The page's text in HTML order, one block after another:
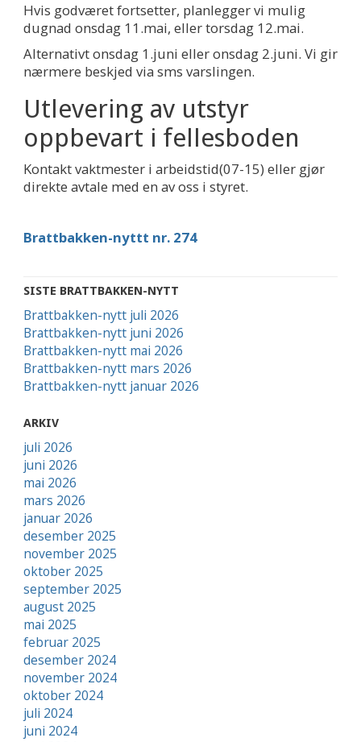
Hvis godværet fortsetter, planlegger vi mulig
dugnad onsdag 11.mai, eller torsdag 12.mai.
Alternativt onsdag 1.juni eller onsdag 2.juni. Vi gir
nærmere beskjed via sms varslingen.
Utlevering av utstyr
oppbevart i fellesboden
Kontakt vaktmester i arbeidstid(07-15) eller gjør
direkte avtale med en av oss i styret.
Brattbakken-nyttt nr. 274
SISTE BRATTBAKKEN-NYTT
Brattbakken-nytt juli 2026
Brattbakken-nytt juni 2026
Brattbakken-nytt mai 2026
Brattbakken-nytt mars 2026
Brattbakken-nytt januar 2026
ARKIV
juli 2026
juni 2026
mai 2026
mars 2026
januar 2026
desember 2025
november 2025
oktober 2025
september 2025
august 2025
mai 2025
februar 2025
desember 2024
november 2024
oktober 2024
juli 2024
juni 2024